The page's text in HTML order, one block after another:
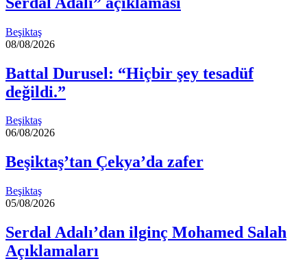
Beşiktaş
08/08/2026
Battal Durusel: “Hiçbir şey tesadüf
değildi.”
Beşiktaş
06/08/2026
Beşiktaş’tan Çekya’da zafer
Beşiktaş
05/08/2026
Serdal Adalı’dan ilginç Mohamed Salah
Açıklamaları